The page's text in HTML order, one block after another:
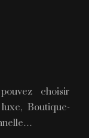
choisir
Boutique-